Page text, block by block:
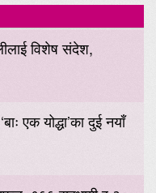
विशेष संदेश,
एक योद्धा’का दुई नयाँ